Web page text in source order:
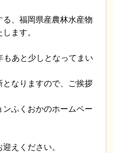
、福岡県産農林水産物
ます。
あと少しとなってまい
なりますので、ご挨拶
ふくおかのホームペー
えください。